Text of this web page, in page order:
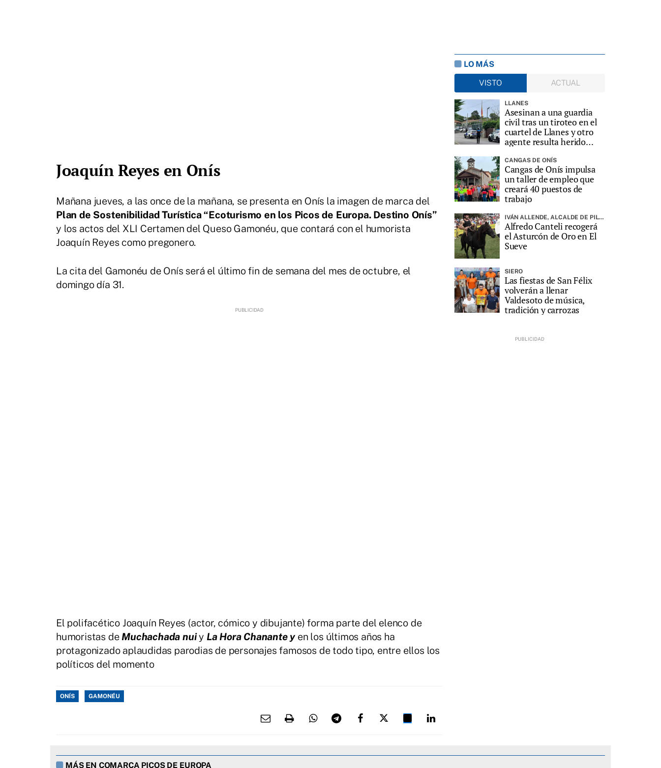
Joaquín Reyes en Onís
Mañana jueves, a las once de la mañana, se presenta en Onís la imagen de marca del
Plan de Sostenibilidad Turística “Ecoturismo en los Picos de Europa. Destino Onís”
y los actos del XLI Certamen del Queso Gamonéu, que contará con el humorista
Joaquín Reyes como pregonero.
La cita del Gamonéu de Onís será el último fin de semana del mes de octubre, el
domingo día 31.
El polifacético Joaquín Reyes (actor, cómico y dibujante) forma parte del elenco de
humoristas de Muchachada nuiy La Hora Chanante y en los últimos años ha
protagonizado aplaudidas parodias de personajes famosos de todo tipo, entre ellos los
políticos del momento
ONÍS GAMONÉU
LO MÁS
VISTO
ACTUAL
LLANES
Asesinan a una guardia
civil tras un tiroteo en el
cuartel de Llanes y otro
agente resulta herido
CANGAS DE ONÍS
Cangas de Onís impulsa
un taller de empleo que
creará 40 puestos de
trabajo
IVÁN ALLENDE, ALCALDE DE PILOÑA, PREGONARÁ LA FIESTA
Alfredo Canteli recogerá
el Asturcón de Oro en El
Sueve
SIERO
Las fiestas de San Félix
volverán a llenar
Valdesoto de música,
tradición y carrozas
MÁS EN COMARCA PICOS DE EUROPA